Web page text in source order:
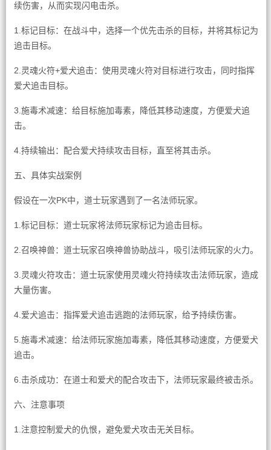
续伤害，从而实现闪电击杀。
1.标记目标：在战斗中，选择一个优先击杀的目标，并将其标记为
追击目标。
2.灵魂火符+爱犬追击：使用灵魂火符对目标进行攻击，同时指挥
爱犬追击目标。
3.施毒术减速：给目标施加毒素，降低其移动速度，方便爱犬追
击。
4.持续输出：配合爱犬持续攻击目标，直至将其击杀。
五、具体实战案例
假设在一次PK中，道士玩家遇到了一名法师玩家。
1.标记目标：道士玩家将法师玩家标记为追击目标。
2.召唤神兽：道士玩家召唤神兽协助战斗，吸引法师玩家的火力。
3.灵魂火符攻击：道士玩家使用灵魂火符持续攻击法师玩家，造成
大量伤害。
4.爱犬追击：指挥爱犬追击逃跑的法师玩家，给予持续伤害。
5.施毒术减速：给法师玩家施加毒素，降低其移动速度，方便爱犬
追击。
6.击杀成功：在道士和爱犬的配合攻击下，法师玩家最终被击杀。
六、注意事项
1.注意控制爱犬的仇恨，避免爱犬攻击无关目标。